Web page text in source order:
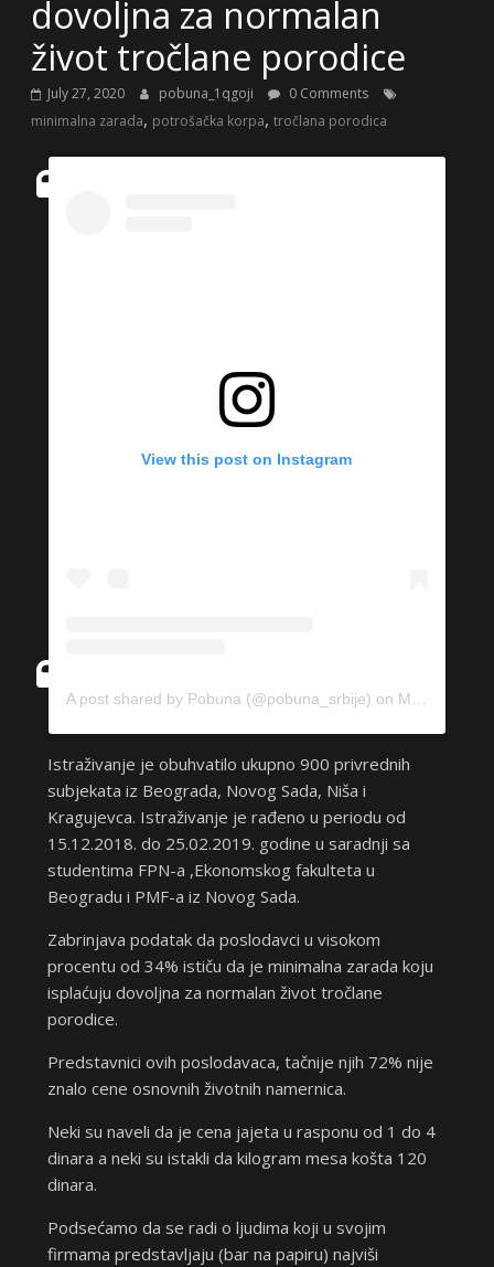
dovoljna za normalan
život tročlane porodice
July 27, 2020 pobuna_1qgoji
0 Comments
minimalna zarada, potrošačka korpa,tročlana porodica
View this post on Instagram
A post shared by Pobuna (@pobuna_srbije) on Mar 3, 2019 at 2:59pm PST
Istraživanje je obuhvatilo ukupno 900 privrednih
subjekata iz Beograda, Novog Sada, Niša i
Kragujevca. Istraživanje je rađeno u periodu od
15.12.2018. do 25.02.2019. godine u saradnji sa
studentima FPN-a ,Ekonomskog fakulteta u
Beogradu i PMF-a iz Novog Sada.
Zabrinjava podatak da poslodavci u visokom
procentu od 34% ističu da je minimalna zarada koju
isplaćuju dovoljna za normalan život tročlane
porodice.
Predstavnici ovih poslodavaca, tačnije njih 72% nije
znalo cene osnovnih životnih namernica.
Neki su naveli da je cena jajeta u rasponu od 1 do 4
dinara a neki su istakli da kilogram mesa košta 120
dinara.
Podsećamo da se radi o ljudima koji u svojim
firmama predstavljaju (bar na papiru) najviši